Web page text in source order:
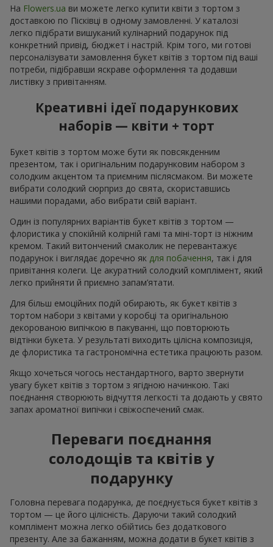
На Flowers.ua ви можете легко купити квіти з тортом з
доставкою по Пісківці в одному замовленні. У каталозі
легко підібрати вишуканий кулінарний подарунок під
конкретний привід, бюджет і настрій. Крім того, ми готові
персоналізувати замовлення букет квітів з тортом під ваші
потреби, підібравши яскраве оформлення та додавши
листівку з привітанням.
Креативні ідеї подарункових
наборів — квіти + торт
Букет квітів з тортом може бути як повсякденним
презентом, так і оригінальним подарунковим набором з
солодким акцентом та приємним післясмаком. Ви можете
вибрати солодкий сюрприз до свята, скориставшись
нашими порадами, або вибрати свій варіант.
Один із популярних варіантів букет квітів з тортом —
флористика у спокійній колірній гамі та міні-торт із ніжним
кремом. Такий витончений смаколик не перевантажує
подарунок і виглядає доречно як для побачення, так і для
привітання колеги. Це акуратний солодкий комплімент, який
легко прийняти й приємно запам’ятати.
Для більш емоційних подій обирають, як букет квітів з
тортом набори з квітами у коробці та оригінальною
декорованою випічкою в пакуванні, що повторюють
відтінки букета. У результаті виходить цілісна композиція,
де флористика та гастрономічна естетика працюють разом.
Якщо хочеться чогось нестандартного, варто звернути
увагу букет квітів з тортом з ягідною начинкою. Такі
поєднання створюють відчуття легкості та додають у свято
запах ароматної випічки і свіжоспечений смак.
Переваги поєднання
солодощів та квітів у
подарунку
Головна перевага подарунка, де поєднується букет квітів з
тортом — це його цілісність. Даруючи такий солодкий
комплімент можна легко обійтись без додаткового
презенту. Але за бажанням, можна додати в букет квітів з